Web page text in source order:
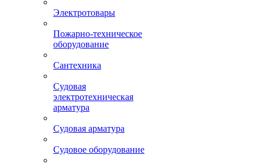
Электротовары
Пожарно-техническое
оборудование
Сантехника
Судовая
электротехническая
арматура
Судовая арматура
Судовое оборудование